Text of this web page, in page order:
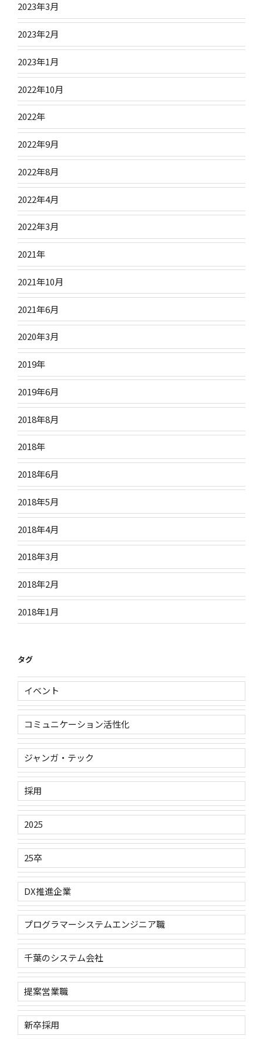
2023年3月
2023年2月
2023年1月
2022年10月
2022年
2022年9月
2022年8月
2022年4月
2022年3月
2021年
2021年10月
2021年6月
2020年3月
2019年
2019年6月
2018年8月
2018年
2018年6月
2018年5月
2018年4月
2018年3月
2018年2月
2018年1月
タグ
イベント
コミュニケーション活性化
ジャンガ・テック
採用
2025
25卒
DX推進企業
プログラマーシステムエンジニア職
千葉のシステム会社
提案営業職
新卒採用